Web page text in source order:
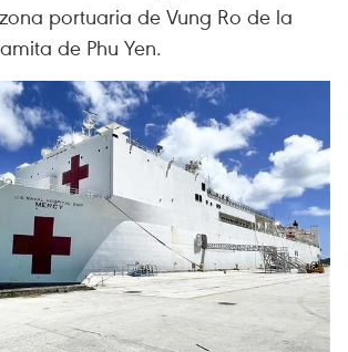
portuaria de Vung Ro de la
de Phu Yen.